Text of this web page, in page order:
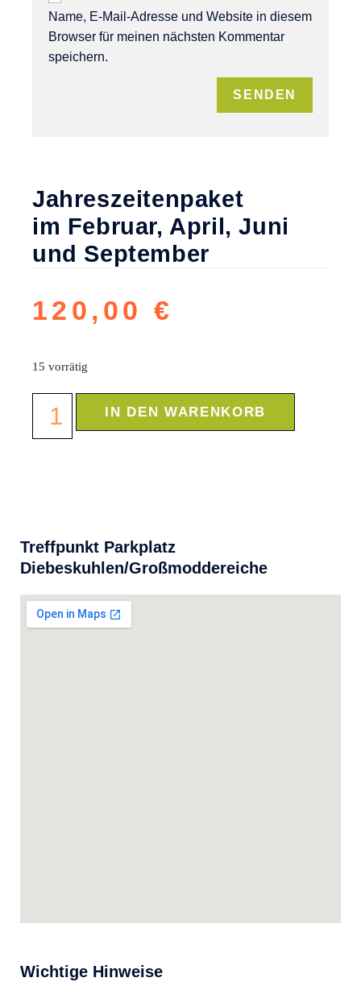
Name, E-Mail-Adresse und Website in diesem
Browser für meinen nächsten Kommentar
speichern.
Jahreszeitenpaket
im Februar, April, Juni
und September
120,00 €
15 vorrätig
IN DEN WARENKORB
Treffpunkt Parkplatz
Diebeskuhlen/Großmoddereiche
Wichtige Hinweise